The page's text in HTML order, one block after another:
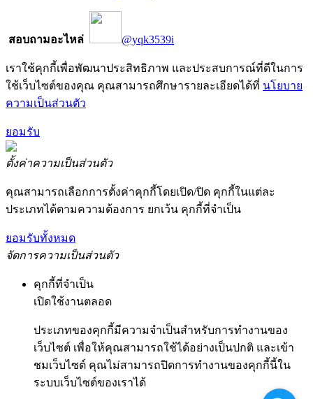
สอบถามอะไหล่ @yqk3539i
เราใช้คุกกี้เพื่อพัฒนาประสิทธิภาพ และประสบการณ์ที่ดีในการ
ใช้เว็บไซต์ของคุณ คุณสามารถศึกษารายละเอียดได้ที่ นโยบาย
ความเป็นส่วนตัว
ยอมรับ
ตั้งค่าความเป็นส่วนตัว
คุณสามารถเลือกการตั้งค่าคุกกี้โดยเปิด/ปิด คุกกี้ในแต่ละ
ประเภทได้ตามความต้องการ ยกเว้น คุกกี้ที่จำเป็น
ยอมรับทั้งหมด
จัดการความเป็นส่วนตัว
คุกกี้ที่จำเป็น
เปิดใช้งานตลอด
ประเภทของคุกกี้มีความจำเป็นสำหรับการทำงานของ
เว็บไซต์ เพื่อให้คุณสามารถใช้ได้อย่างเป็นปกติ และเข้า
ชมเว็บไซต์ คุณไม่สามารถปิดการทำงานของคุกกี้นี้ใน
ระบบเว็บไซต์ของเราได้